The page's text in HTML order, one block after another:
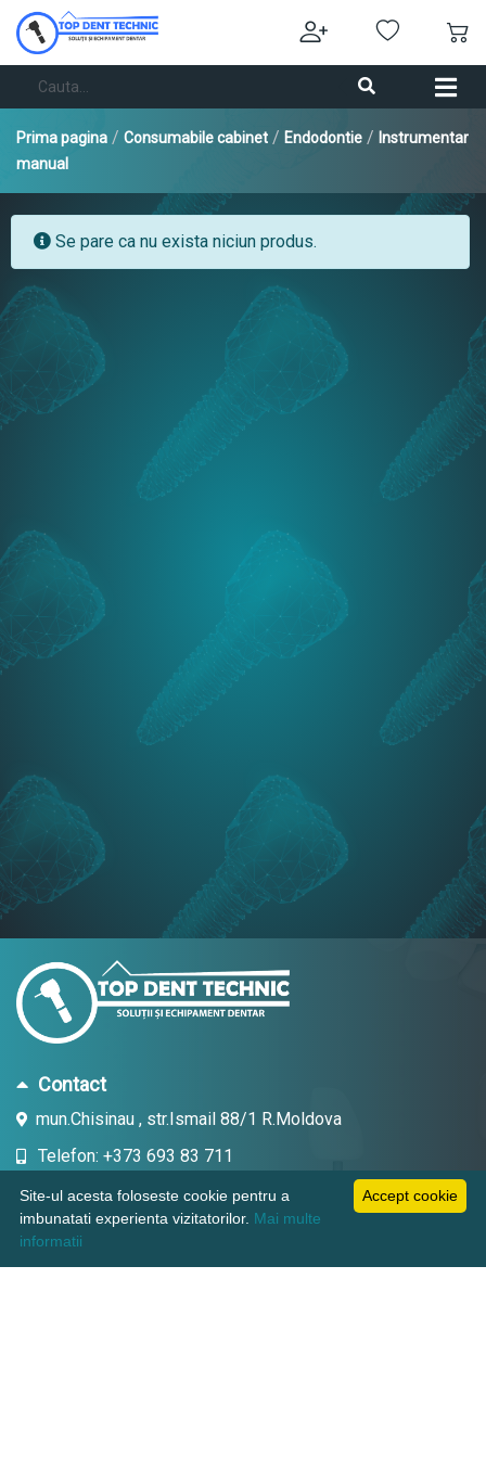
Prima pagina / Consumabile cabinet / Endodontie / Instrumentar
manual
Se pare ca nu exista niciun produs.
Contact
mun.Chisinau , str.Ismail 88/1 R.Moldova
Telefon: +373 693 83 711
Email: topdent.technic@gmail.com
Accept cookie
Site-ul acesta foloseste cookie pentru a
imbunatati experienta vizitatorilor. Mai multe
informatii